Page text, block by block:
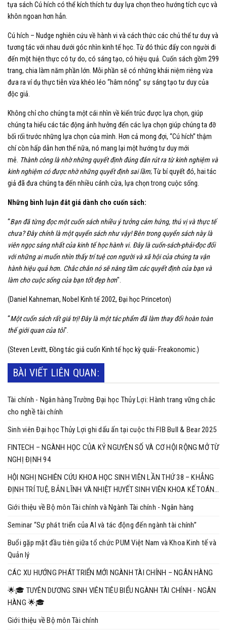
tựa sách Cú hích có thể kích thích tư duy lựa chọn theo hướng tích cực và
khôn ngoan hơn hẳn.
Cú hích – Nudge nghiên cứu về hành vi và cách thức các chủ thể tư duy và
tương tác với nhau dưới góc nhìn kinh tế học. Từ đó thúc đẩy con người đi
đến một hiện thực có tự do, có sáng tạo, có hiệu quả. Cuốn sách gồm 299
trang, chia làm năm phần lớn. Mỗi phần sẽ có những khái niệm riêng vừa
đưa ra ví dụ thực tiễn vừa khéo léo “hâm nóng” sự sáng tạo tư duy của
độc giả.
Không chỉ cho chúng ta một cái nhìn về kiến ​​trúc được lựa chọn, giúp
chúng ta hiểu các tác động ảnh hưởng đến các lựa chọn giúp chúng ta đỡ
bối rối trước những lựa chọn của mình. Hơn cả mong đợi, “Cú hích” thậm
chí còn hấp dẫn hơn thế nữa, nó mang lại một hướng tư duy mới
mẻ. Thành công là nhờ những quyết định đúng đắn rút ra từ kinh nghiệm và
kinh nghiệm có được nhờ những quyết định sai lầm; Từ bí quyết đó, hai tác
giả đã đưa chúng ta đến nhiều cánh cửa, lựa chọn trong cuộc sống.
Những bình luận đắt giá dành cho cuốn sách:
“Bạn đã từng đọc một cuốn sách nhiều ý tưởng cảm hứng, thú vị và thực tế
chưa? Đây chính là một quyển sách như vậy! Bên trong quyển sách này là
viên ngọc sáng nhất của kinh tế học hành vi. Đây là cuốn-sách-phải-đọc đối
với những ai muốn nhìn thấy trí tuệ con người và xã hội của chúng ta vận
hành hiệu quả hơn. Chắc chắn nó sẽ nâng tầm các quyết định của bạn và
làm cho cuộc sống của bạn tốt đẹp hơn".
(Daniel Kahneman, Nobel Kinh tế 2002, Đại học Princeton)
“Một cuốn sách rất giá trị! Đây là một tác phẩm đã làm thay đổi hoàn toàn
thế giới quan của tôi".
(Steven Levitt, Đồng tác giả cuốn Kinh tế học kỳ quái- Freakonomic.)
BÀI VIẾT LIÊN QUAN:
Tài chính - Ngân hàng Trường Đại học Thủy Lợi: Hành trang vững chắc
cho nghề tài chính
Sinh viên Đại học Thủy Lợi ghi dấu ấn tại cuộc thi FIB Bull & Bear 2025
FINTECH – NGÀNH HỌC CỦA KỶ NGUYÊN SỐ VÀ CƠ HỘI RỘNG MỞ TỪ
NGHỊ ĐỊNH 94
HỘI NGHỊ NGHIÊN CỨU KHOA HỌC SINH VIÊN LẦN THỨ 38 – KHẲNG
ĐỊNH TRÍ TUỆ, BẢN LĨNH VÀ NHIỆT HUYẾT SINH VIÊN KHOA KẾ TOÁN
VÀ KINH DOANH
Giới thiệu về Bộ môn Tài chính và Ngành Tài chính - Ngân hàng
Seminar “Sự phát triển của AI và tác động đến ngành tài chính”
Buổi gặp mặt đầu tiên giữa tổ chức PUM Việt Nam và Khoa Kinh tế và
Quản lý
CÁC XU HƯỚNG PHÁT TRIỂN MỚI NGÀNH TÀI CHÍNH – NGÂN HÀNG
🌟🎓 TUYÊN DƯƠNG SINH VIÊN TIÊU BIỂU NGÀNH TÀI CHÍNH - NGÂN
HÀNG 🌟🎓
Giới thiệu về Bộ môn Tài chính